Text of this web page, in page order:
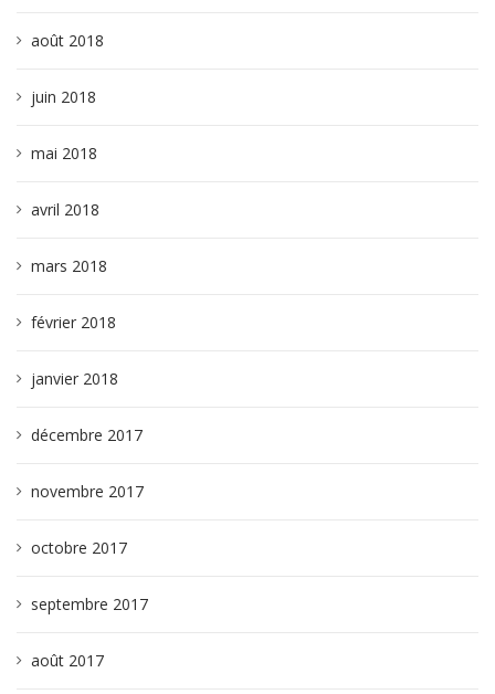
août 2018
juin 2018
mai 2018
avril 2018
mars 2018
février 2018
janvier 2018
décembre 2017
novembre 2017
octobre 2017
septembre 2017
août 2017